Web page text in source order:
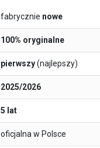
fabrycznie nowe
100% oryginalne
pierwszy(najlepszy)
2025/2026
5 lat
oficjalna w Polsce